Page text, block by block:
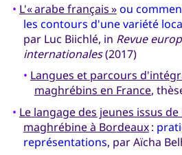
• L'« arabe français »ou
les contours d'une variété
par Luc Biichlé, in Revue
internationales(2017)
• Langues et parcours
maghrébins en France,
• Le langage des jeunes issus
maghrébine à Bordeaux:
représentations, par Aïcha